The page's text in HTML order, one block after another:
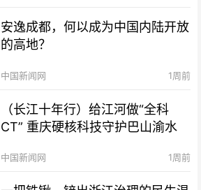
安逸成都，何以成为中国内陆开放
的高地？
中国新闻网 1周前
（长江十年行）给江河做“全科
CT” 重庆硬核科技守护巴山渝水
中国新闻网 1周前